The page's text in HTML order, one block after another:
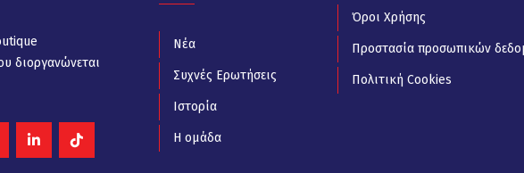
διοργανώνεται
Νέα
Συχνές Ερωτήσεις
Ιστορία
Η ομάδα
Όροι Χρήσης
Προστασία προσωπικών
Πολιτική Cookies